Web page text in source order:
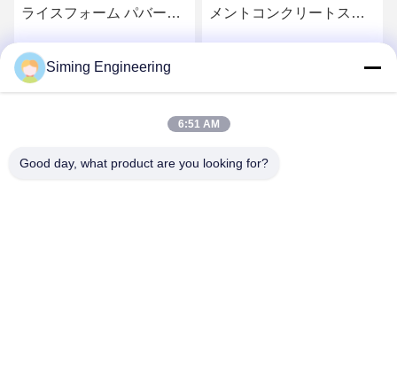
ライスフォーム パバー
スライスフォームマシン
お問い合わせ
メントコンクリートスリ
建設をサポート
Siming Engineering
6:51 AM
Good day, what product are you looking for?